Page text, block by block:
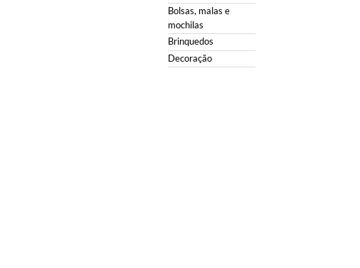
Bolsas, malas e
mochilas
Brinquedos
Decoração